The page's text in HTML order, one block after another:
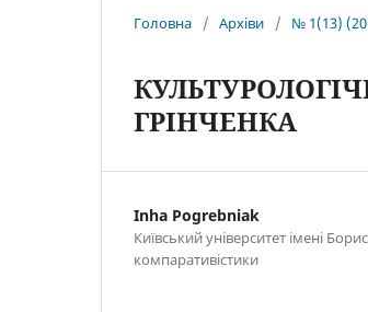
Головна / Архіви / № 1(13)
ГРІНЧЕНКА
Inha Pogrebniak
Київський університет імені
компаративістики